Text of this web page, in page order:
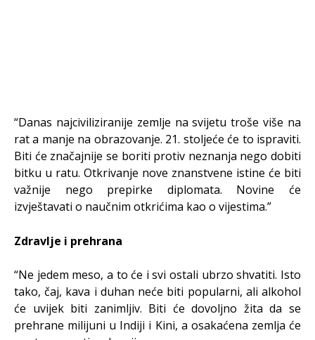
“Danas najciviliziranije zemlje na svijetu troše više na
rat a manje na obrazovanje. 21. stoljeće će to ispraviti.
Biti će značajnije se boriti protiv neznanja nego dobiti
bitku u ratu. Otkrivanje nove znanstvene istine će biti
važnije nego prepirke diplomata. Novine će
izvještavati o naučnim otkrićima kao o vijestima.”
Zdravlje i prehrana
“Ne jedem meso, a to će i svi ostali ubrzo shvatiti. Isto
tako, čaj, kava i duhan neće biti popularni, ali alkohol
će uvijek biti zanimljiv. Biti će dovoljno žita da se
prehrane milijuni u Indiji i Kini, a osakaćena zemlja će